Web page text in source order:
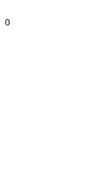
0